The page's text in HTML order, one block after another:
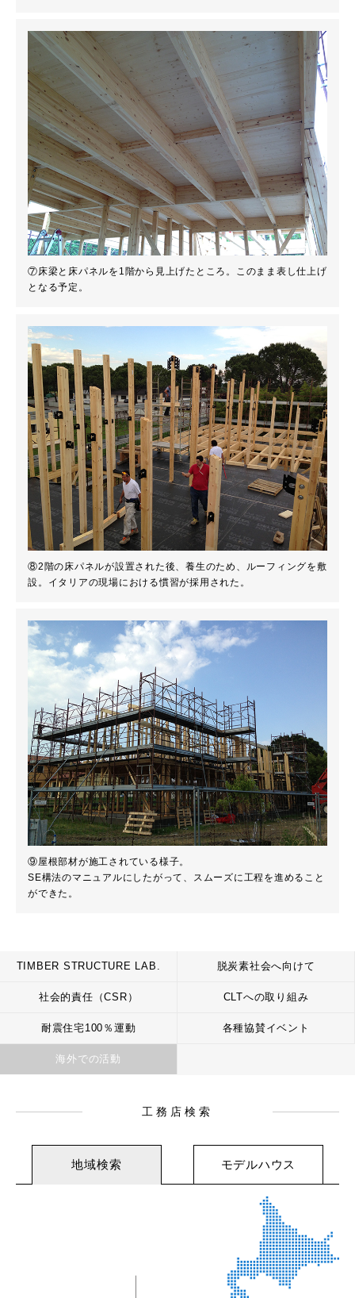
⑦床梁と床パネルを1階から見上げたところ。このまま表し仕上げ
となる予定。
⑧2階の床パネルが設置された後、養生のため、ルーフィングを敷
設。イタリアの現場における慣習が採用された。
⑨屋根部材が施工されている様子。
SE構法のマニュアルにしたがって、スムーズに工程を進めること
ができた。
TIMBER STRUCTURE LAB. 脱炭素社会へ向けて
社会的責任（CSR） CLTへの取り組み
耐震住宅100％運動 各種協賛イベント
海外での活動
工務店検索
地域検索 モデルハウス